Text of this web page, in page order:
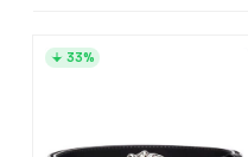
33%